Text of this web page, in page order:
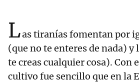
Las tiranías fomentan por
(que no te enteres de nada) y
te creas cualquier cosa). Con
cultivo fue sencillo que en la